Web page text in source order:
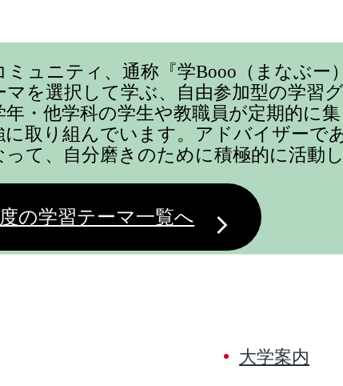
ュニティ、通称『学Booo（まなぶー
マを選択して学ぶ、自由参加型の学習
・他学科の学生や教職員が定期的に
に取り組んでいます。アドバイザーで
て、自分磨きのために積極的に活動し
の学習テーマ一覧へ
大学案内